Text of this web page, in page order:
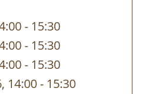
- bis
15:30
- bis
15:30
- bis
15:30
14:00- bis
15:30